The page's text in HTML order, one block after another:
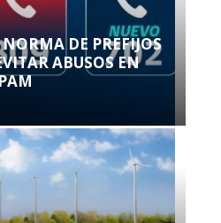
DE PREFIJOS
ABUSOS EN